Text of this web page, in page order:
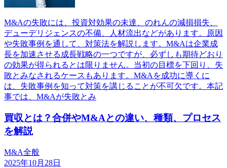
M&Aの失敗には、投資対効果の未達、のれんの減損損失、
デューデリジェンスの不備、人材流出などがあります。原因
や失敗事例を通して、対策法を解説します。M&Aは企業成
長を加速させる成長戦略の一つですが、必ずしも期待どおり
の効果が得られるとは限りません。当初の目標を下回り、失
敗とみなされるケースもあります。M&Aを成功に導くに
は、失敗事例を知って対策を講じることが不可欠です。本記
事では、M&Aが失敗とみ
買収とは？合併やM&Aとの違い、種類、プロセス
を解説
M&A全般
2025年10月28日